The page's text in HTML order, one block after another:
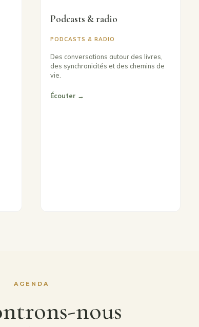
Podcasts & radio
PODCASTS & RADIO
Des conversations autour des livres,
des synchronicités et des chemins de
vie.
Écouter →
AGENDA
nous